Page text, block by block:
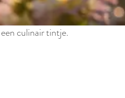
culinair tintje.